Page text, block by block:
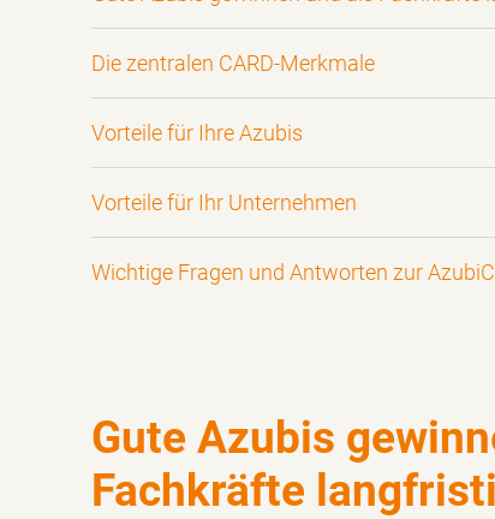
Die zentralen CARD-Merkmale
Vorteile für Ihre Azubis
Vorteile für Ihr Unternehmen
Wichtige Fragen und Antworten zur
Gute Azubis
Fachkräfte